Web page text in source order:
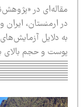
در «پژوهش‌نامۀ
ارمنستان، ایران و
دلایل آزمایش‌های
و حجم بالای